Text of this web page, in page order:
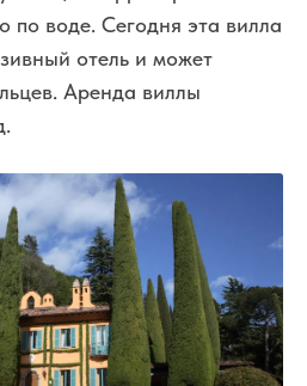
по воде. Сегодня эта вилла
отель и может
Аренда виллы